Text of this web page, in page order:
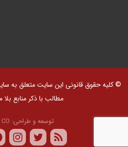
© کلیه حقوق قانونی این سایت متعلق به
مطالب با ذکر منابع
توسعه و طراحی: